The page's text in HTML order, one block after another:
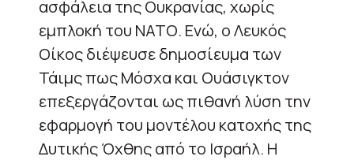
ασφάλεια της Ουκρανίας, χωρίς
εμπλοκή του ΝΑΤΟ. Ενώ, ο Λευκός
Οίκος διέψευσε δημοσίευμα των
Τάιμς πως Μόσχα και Ουάσιγκτον
επεξεργάζονται ως πιθανή λύση την
εφαρμογή του μοντέλου κατοχής της
Δυτικής Όχθης από το Ισραήλ. Η